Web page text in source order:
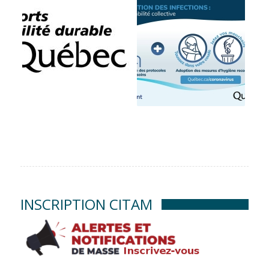
INSCRIPTION CITAM